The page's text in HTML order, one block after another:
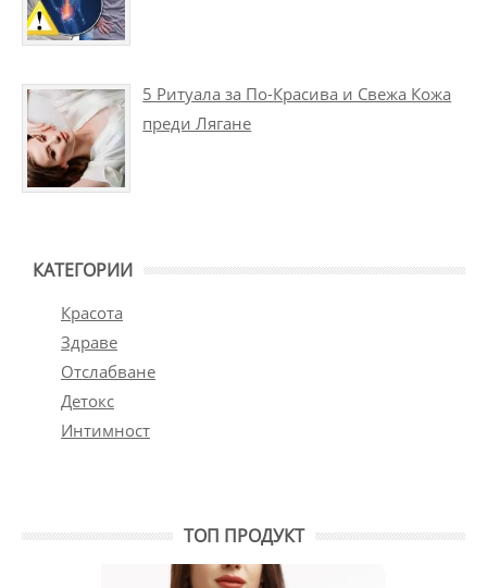
5 Ритуала за По-Красива и Свежа Кожа
преди Лягане
КАТЕГОРИИ
Красота
Здраве
Отслабване
Детокс
Интимност
ТОП ПРОДУКТ